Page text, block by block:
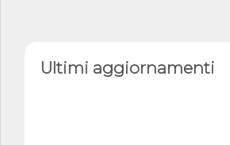
Ultimi aggiornamenti